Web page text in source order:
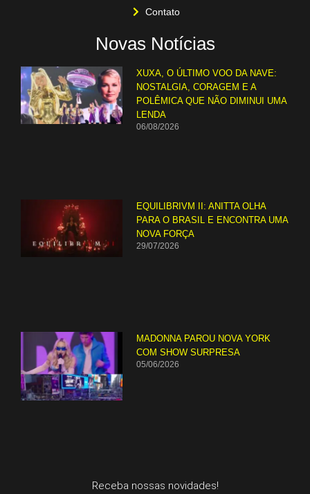
Contato
Novas Notícias
XUXA, O ÚLTIMO VOO DA NAVE:
NOSTALGIA, CORAGEM E A
POLÊMICA QUE NÃO DIMINUI UMA
LENDA
06/08/2026
EQUILIBRIVM II: ANITTA OLHA
PARA O BRASIL E ENCONTRA UMA
NOVA FORÇA
29/07/2026
MADONNA PAROU NOVA YORK
COM SHOW SURPRESA
05/06/2026
Receba nossas novidades!